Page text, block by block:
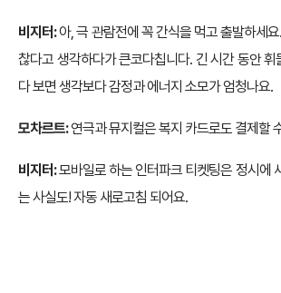
비지터:아, 극 관람전에 꼭 간식을 먹고 출발하세
찮다고 생각하다가 큰코다칩니다. 긴 시간 동안
다 보면 생각보다 감정과 에너지 소모가 엄청나요.
모차르트:연극과 뮤지컬은 복지 카드로도 결제할
비지터:모바일로 하는 인터파크 티켓팅은 정시에
는 사실도! 자동 새로고침 되어요.